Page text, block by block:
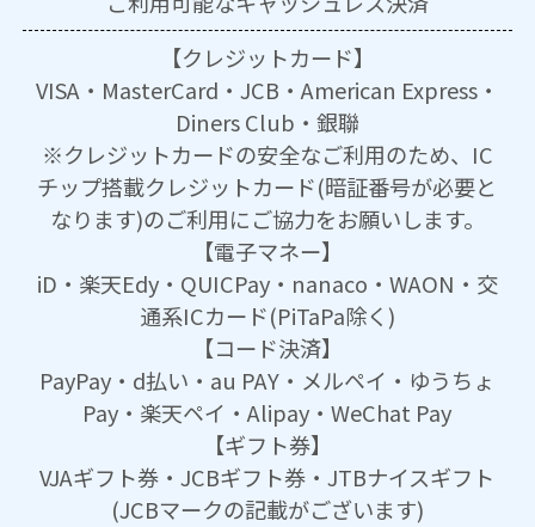
【クレジットカード】
VISA・MasterCard・JCB・American Express・
Diners Club・銀聯
※クレジットカードの安全なご利用のため、IC
チップ搭載クレジットカード(暗証番号が必要と
なります)のご利用にご協力をお願いします。
【電子マネー】
iD・楽天Edy・QUICPay・nanaco・WAON・交
通系ICカード(PiTaPa除く)
【コード決済】
PayPay・d払い・au PAY・メルペイ・ゆうちょ
Pay・楽天ペイ・Alipay・WeChat Pay
【ギフト券】
VJAギフト券・JCBギフト券・JTBナイスギフト
(JCBマークの記載がございます)